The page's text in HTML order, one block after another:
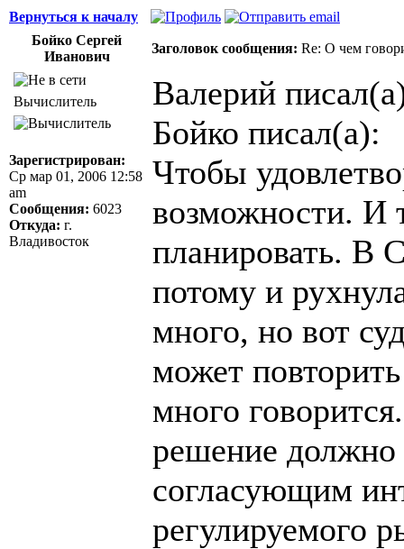
Вернуться к началу
Бойко Сергей
Иванович
Заголовок сообщения: Re: О чем
Вычислитель
Зарегистрирован:
Ср мар 01, 2006 12:58
am
Сообщения: 6023
Откуда: г.
Владивосток
Валерий
Бойко писал(а):
Чтобы
возможности. И
планировать. В
потому и
много, но вот
может
много
решение
согласующим
регулируемого